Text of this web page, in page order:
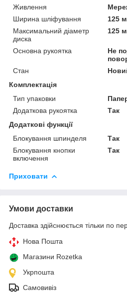
Живлення
Ширина шліфування
125
Максимальний діаметр
диска
125
Основна рукоятка
Не
Стан
Комплектація
Тип упаковки
Додаткова рукоятка
Так
Додаткові функції
Блокування шпинделя
Так
Блокування кнопки
включення
Так
Приховати
Умови доставки
Доставка здійснюється тільки по
Нова Пошта
Магазини Rozetka
Укрпошта
Самовивіз